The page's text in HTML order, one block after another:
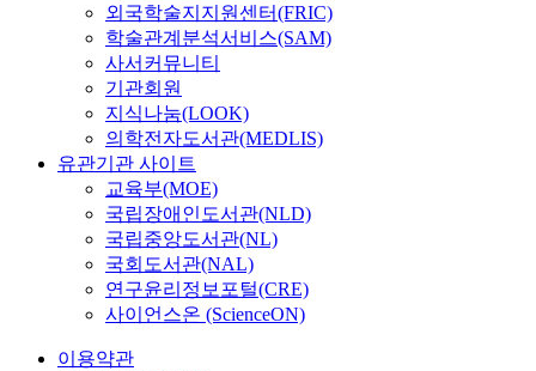
외국학술지지원센터(FRIC)
학술관계분석서비스(SAM)
사서커뮤니티
기관회원
지식나눔(LOOK)
의학전자도서관(MEDLIS)
유관기관 사이트
교육부(MOE)
국립장애인도서관(NLD)
국립중앙도서관(NL)
국회도서관(NAL)
연구윤리정보포털(CRE)
사이언스온 (ScienceON)
이용약관